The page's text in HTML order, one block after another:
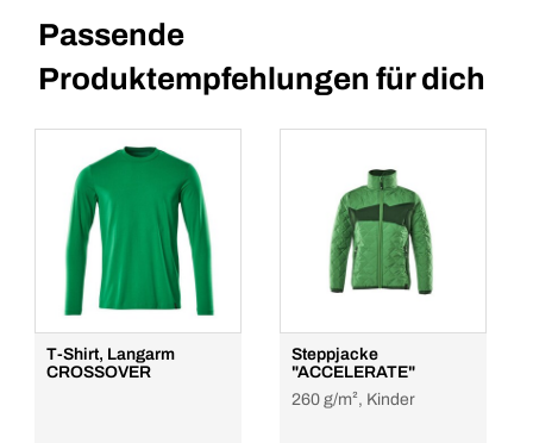
Passende
Produktempfehlungen für dich
T-Shirt, Langarm
CROSSOVER
Steppjacke
"ACCELERATE"
260 g/m², Kinder